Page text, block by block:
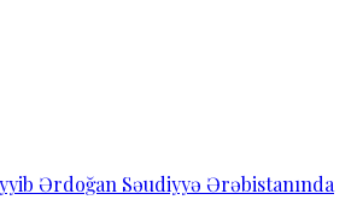
Ərdoğan Səudiyyə Ərəbistanında